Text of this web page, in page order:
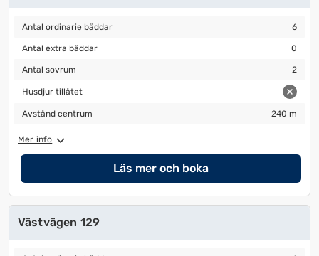
Antal ordinarie bäddar
Antal ordinarie bäddar 6
Antal extra bäddar
Antal extra bäddar 0
Antal sovrum
Antal sovrum 2
Husdjur tillåtet
Husdjur tillåtet
Avstånd centrum
Avstånd centrum 240 m
Mer info
Läs mer och boka
Västvägen 129